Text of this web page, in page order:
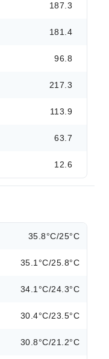
187.3
181.4
96.8
217.3
113.9
63.7
12.6
35.8°C/25°C
35.1°C/25.8°C
34.1°C/24.3°C
30.4°C/23.5°C
30.8°C/21.2°C